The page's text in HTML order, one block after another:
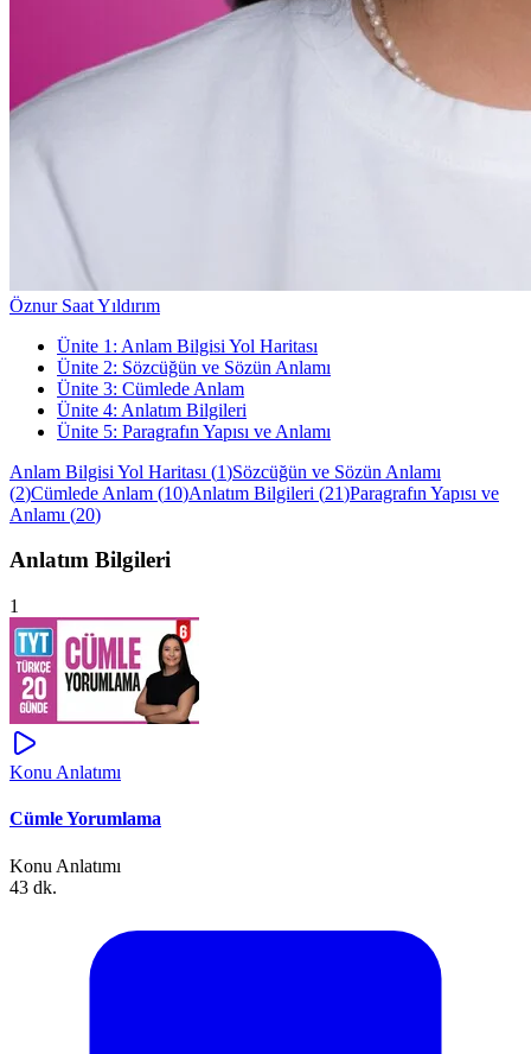
Öznur Saat Yıldırım
Ünite 1 : Anlam Bilgisi Yol Haritası
Ünite 2: Sözcüğün ve Sözün Anlamı
Ünite 3: Cümlede Anlam
Ünite 4: Anlatım Bilgileri
Ünite 5: Paragrafın Yapısı ve Anlamı
Anlam Bilgisi Yol Haritası (1)Sözcüğün ve Sözün Anlamı
(2)Cümlede Anlam (10)Anlatım Bilgileri (21)Paragrafın Yapısı ve
Anlamı (20)
Anlatım Bilgileri
1
Konu Anlatımı
Cümle Yorumlama
Konu Anlatımı
43 dk.